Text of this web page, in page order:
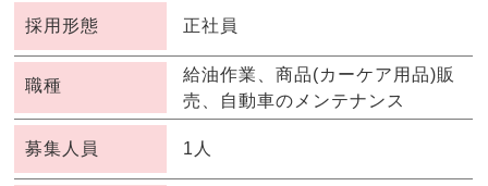
採用形態 正社員
職種
給油作業、商品(カーケア用品)販
売、自動車のメンテナンス
募集人員 1人